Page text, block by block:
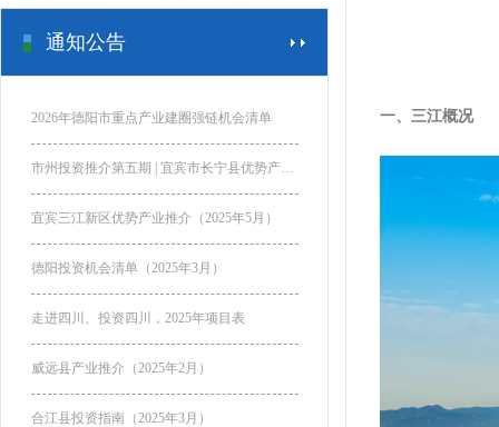
通知公告
2026年德阳市重点产业建圈强链机会清单
市州投资推介第五期 | 宜宾市长宁县优势产业推介
宜宾三江新区优势产业推介（2025年5月）
德阳投资机会清单（2025年3月）
走进四川、投资四川，2025年项目表
威远县产业推介（2025年2月）
合江县投资指南（2025年3月）
一、三江概况